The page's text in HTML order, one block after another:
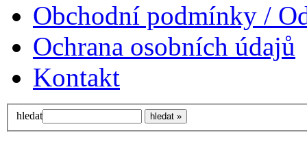
Obchodní podmínky /
Ochrana osobních údajů
Kontakt
hledat